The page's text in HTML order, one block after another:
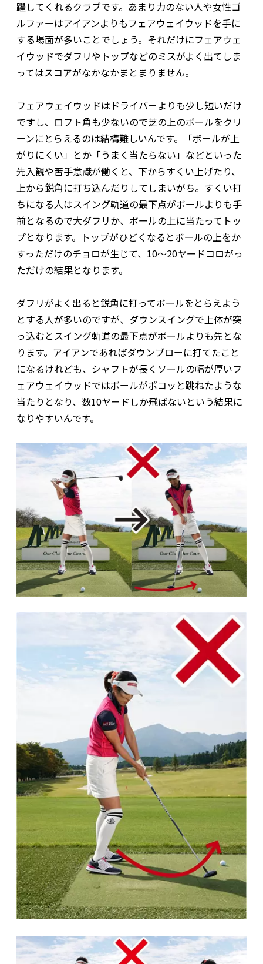
躍してくれるクラブです。あまり力のない人や女性ゴ
ルファーはアイアンよりもフェアウェイウッドを手に
する場面が多いことでしょう。それだけにフェアウェ
イウッドでダフリやトップなどのミスがよく出てしま
ってはスコアがなかなかまとまりません。
フェアウェイウッドはドライバーよりも少し短いだけ
ですし、ロフト角も少ないので芝の上のボールをクリ
ーンにとらえるのは結構難しいんです。「ボールが上
がりにくい」とか「うまく当たらない」などといった
先入観や苦手意識が働くと、下からすくい上げたり、
上から鋭角に打ち込んだりしてしまいがち。すくい打
ちになる人はスイング軌道の最下点がボールよりも手
前となるので大ダフリか、ボールの上に当たってトッ
プとなります。トップがひどくなるとボールの上をか
すっただけのチョロが生じて、10〜20ヤードコロがっ
ただけの結果となります。
ダフリがよく出ると鋭角に打ってボールをとらえよう
とする人が多いのですが、ダウンスイングで上体が突
っ込むとスイング軌道の最下点がボールよりも先とな
ります。アイアンであればダウンブローに打てたこと
になるけれども、シャフトが長くソールの幅が厚いフ
ェアウェイウッドではボールがポコッと跳ねたような
当たりとなり、数10ヤードしか飛ばないという結果に
なりやすいんです。